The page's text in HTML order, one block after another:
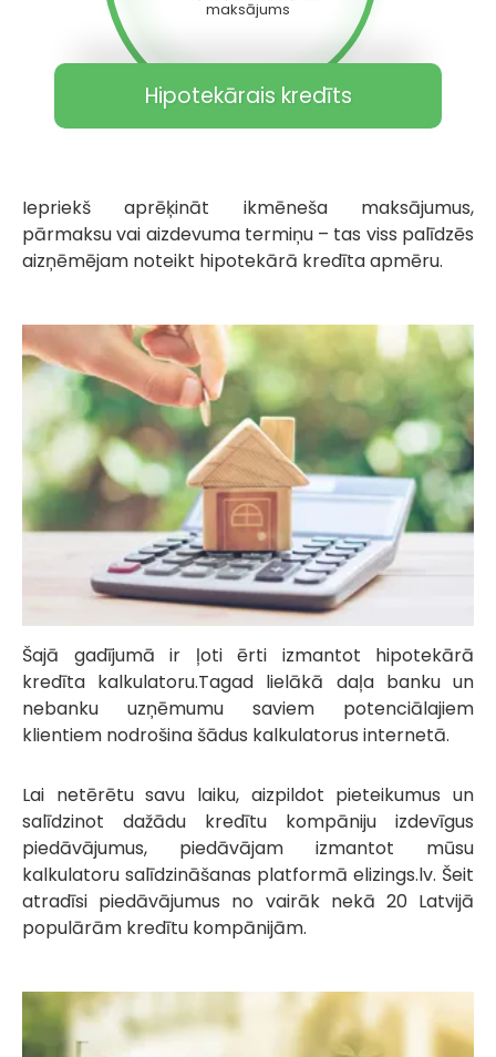
maksājums
Hipotekārais kredīts
Iepriekš aprēķināt ikmēneša maksājumus,
pārmaksu vai aizdevuma termiņu – tas viss palīdzēs
aizņēmējam noteikt hipotekārā kredīta apmēru.
Šajā gadījumā ir ļoti ērti izmantot hipotekārā
kredīta kalkulatoru.Tagad lielākā daļa banku un
nebanku uzņēmumu saviem potenciālajiem
klientiem nodrošina šādus kalkulatorus internetā.
Lai netērētu savu laiku, aizpildot pieteikumus un
salīdzinot dažādu kredītu kompāniju izdevīgus
piedāvājumus, piedāvājam izmantot mūsu
kalkulatoru salīdzināšanas platformā elizings.lv. Šeit
atradīsi piedāvājumus no vairāk nekā 20 Latvijā
populārām kredītu kompānijām.